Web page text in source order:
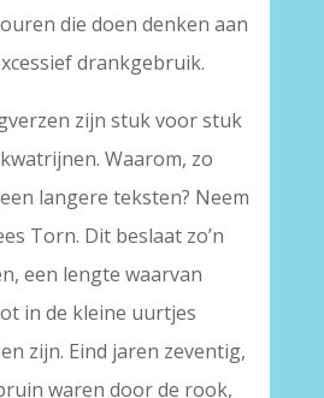
die doen denken aan
drankgebruik.
zijn stuk voor stuk
Waarom, zo
langere teksten? Neem
Torn. Dit beslaat zo’n
een lengte waarvan
in de kleine uurtjes
zijn. Eind jaren zeventig,
waren door de rook,